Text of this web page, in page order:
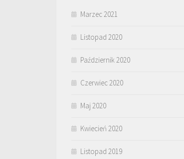
Marzec 2021
Listopad 2020
Październik 2020
Czerwiec 2020
Maj 2020
Kwiecień 2020
Listopad 2019